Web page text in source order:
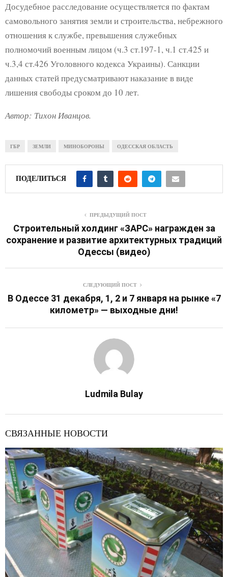
Досудебное расследование осуществляется по фактам
самовольного занятия земли и строительства, небрежного
отношения к службе, превышения служебных
полномочий военным лицом (ч.3 ст.197-1, ч.1 ст.425 и
ч.3,4 ст.426 Уголовного кодекса Украины). Санкции
данных статей предусматривают наказание в виде
лишения свободы сроком до 10 лет.
Автор: Тихон Иванцов.
ГБР ЗЕМЛИ МИНОБОРОНЫ ОДЕССКАЯ ОБЛАСТЬ
ПОДЕЛИТЬСЯ
ПРЕДЫДУЩИЙ ПОСТ
Строительный холдинг «ЗАРС» награжден за
сохранение и развитие архитектурных традиций
Одессы (видео)
СЛЕДУЮЩИЙ ПОСТ
В Одессе 31 декабря, 1, 2 и 7 января на рынке «7
километр» — выходные дни!
Ludmila Bulay
СВЯЗАННЫЕ НОВОСТИ